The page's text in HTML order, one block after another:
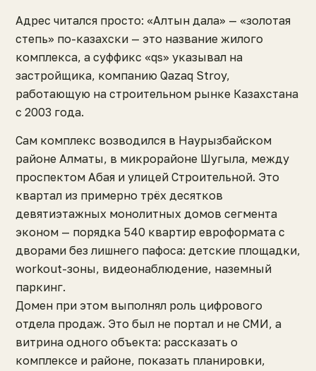
Адрес читался просто: «Алтын дала» — «золотая
степь» по-казахски — это название жилого
комплекса, а суффикс «qs» указывал на
застройщика, компанию Qazaq Stroy,
работающую на строительном рынке Казахстана
с 2003 года.
Сам комплекс возводился в Наурызбайском
районе Алматы, в микрорайоне Шугыла, между
проспектом Абая и улицей Строительной. Это
квартал из примерно трёх десятков
девятиэтажных монолитных домов сегмента
эконом — порядка 540 квартир евроформата с
дворами без лишнего пафоса: детские площадки,
workout-зоны, видеонаблюдение, наземный
паркинг.
Домен при этом выполнял роль цифрового
отдела продаж. Это был не портал и не СМИ, а
витрина одного объекта: рассказать о
комплексе и районе, показать планировки,